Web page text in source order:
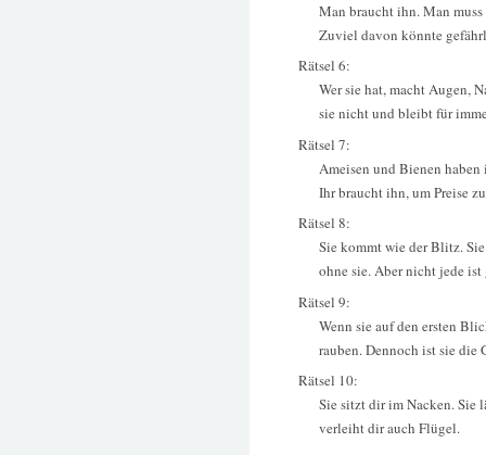
Man braucht ihn. Man
Zuviel davon könnte
Rätsel 6:
Wer sie hat, macht Augen,
sie nicht und bleibt für
Rätsel 7:
Ameisen und Bienen
Ihr braucht ihn, um Preise
Rätsel 8:
Sie kommt wie der Blitz.
ohne sie. Aber nicht jede ist
Rätsel 9:
Wenn sie auf den ersten
rauben. Dennoch ist sie die
Rätsel 10:
Sie sitzt dir im Nacken. Sie
verleiht dir auch Flügel.